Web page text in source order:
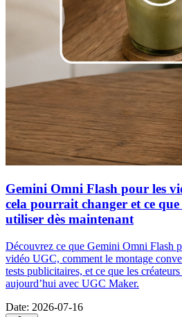
Gemini Omni Flash pour les
cela pourrait changer et ce
utiliser dès maintenant
Découvrez ce que Gemini Omni Flash
vidéo UGC, comment le montage
tests publicitaires, et ce que les
aujourd’hui avec UGC Maker.
Date: 2026-07-16